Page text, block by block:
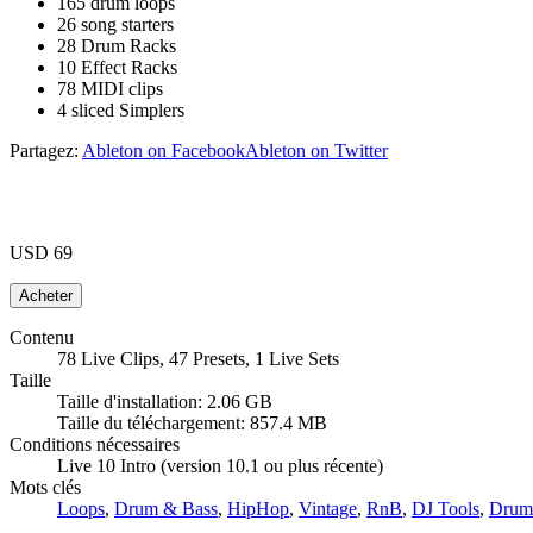
26 song starters
28 Drum Racks
10 Effect Racks
78 MIDI clips
4 sliced Simplers
Partagez: Ableton on FacebookAbleton on Twitter
USD 69
Contenu
78 Live Clips, 47 Presets, 1 Live Sets
Taille
Taille d'installation: 2.06 GB
Taille du téléchargement: 857.4 MB
Conditions nécessaires
Live 10 Intro (version 10.1 ou plus récente)
Mots clés
Loops, Drum & Bass, HipHop, Vintage, RnB, DJ Tools,